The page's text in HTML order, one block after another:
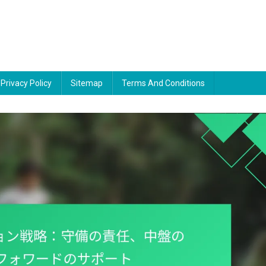
Privacy Policy Sitemap Terms And Conditions